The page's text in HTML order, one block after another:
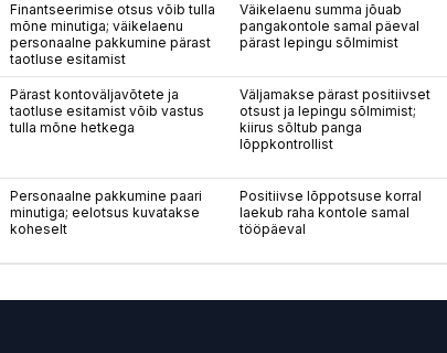
Finantseerimise otsus võib tulla
mõne minutiga; väikelaenu
personaalne pakkumine pärast
taotluse esitamist
Väikelaenu summa jõuab
pangakontole samal päeval
pärast lepingu sõlmimist
Pärast kontoväljavõtete ja
taotluse esitamist võib vastus
tulla mõne hetkega
Väljamakse pärast positiivset
otsust ja lepingu sõlmimist;
kiirus sõltub panga
lõppkontrollist
Personaalne pakkumine paari
minutiga; eelotsus kuvatakse
koheselt
Positiivse lõppotsuse korral
laekub raha kontole samal
tööpäeval